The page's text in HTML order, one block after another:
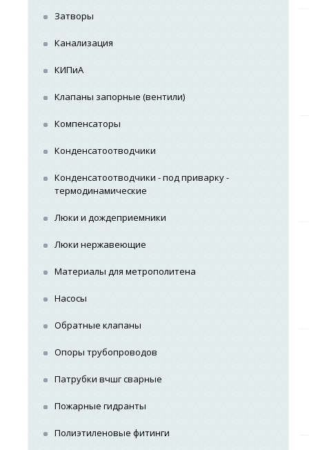
Затворы
Канализация
КИПиА
Клапаны запорные (вентили)
Компенсаторы
Конденсатоотводчики
Конденсатоотводчики - под приварку -
термодинамические
Люки и дождеприемники
Люки нержавеющие
Материалы для метрополитена
Насосы
Обратные клапаны
Опоры трубопроводов
Патрубки вчшг сварные
Пожарные гидранты
Полиэтиленовые фитинги